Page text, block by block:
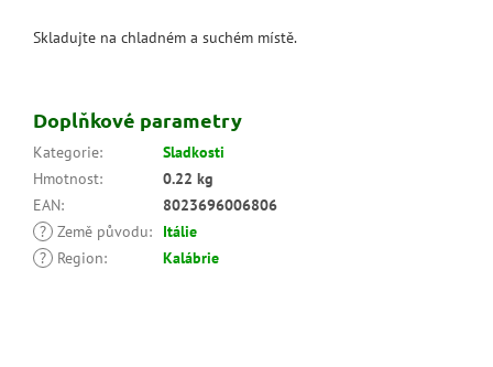
Skladujte na chladném a suchém místě.
Doplňkové parametry
Kategorie:
Sladkosti
Hmotnost:
0.22 kg
EAN:
8023696006806
? Země původu:
Itálie
?
Region: Kalábrie